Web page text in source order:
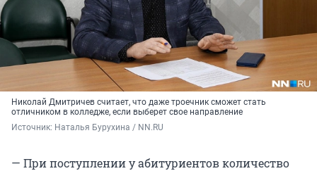
Николай Дмитричев считает, что даже троечник сможет стать
отличником в колледже, если выберет свое направление
Источник: Наталья Бурухина / NN.RU
— При поступлении у абитуриентов количество